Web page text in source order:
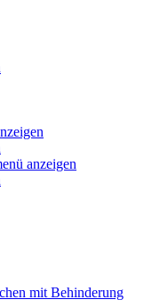
anzeigen
mit Behinderung